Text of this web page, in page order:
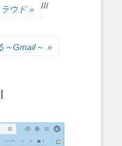
/
ラウド » //
～Gmail～ »